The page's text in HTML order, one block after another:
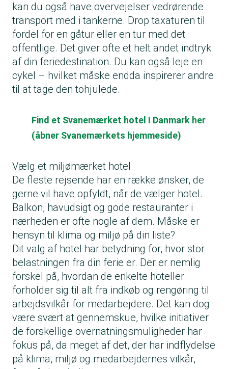
kan du også have overvejelser vedrørende
transport med i tankerne. Drop taxaturen til
fordel for en gåtur eller en tur med det
offentlige. Det giver ofte et helt andet indtryk
af din feriedestination. Du kan også leje en
cykel – hvilket måske endda inspirerer andre
til at tage den tohjulede.
Find et Svanemærket hotel I Danmark her
(åbner Svanemærkets hjemmeside)
Vælg et miljømærket hotel
De fleste rejsende har en række ønsker, de
gerne vil have opfyldt, når de vælger hotel.
Balkon, havudsigt og gode restauranter i
nærheden er ofte nogle af dem. Måske er
hensyn til klima og miljø på din liste?
Dit valg af hotel har betydning for, hvor stor
belastningen fra din ferie er. Der er nemlig
forskel på, hvordan de enkelte hoteller
forholder sig til alt fra indkøb og rengøring til
arbejdsvilkår for medarbejdere. Det kan dog
være svært at gennemskue, hvilke initiativer
de forskellige overnatningsmuligheder har
fokus på, da meget af det, der har indflydelse
på klima, miljø og medarbejdernes vilkår,